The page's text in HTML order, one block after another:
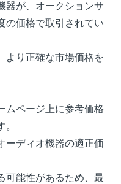
器が、オークションサ
の価格で取引されてい
より正確な市場価格を
ムページ上に参考価格
ーディオ機器の適正価
可能性があるため、最